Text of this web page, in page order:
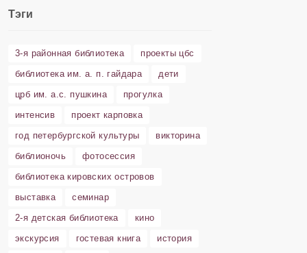
Тэги
3-я районная библиотека
проекты цбс
библиотека им. а. п. гайдара
дети
црб им. а.с. пушкина
прогулка
интенсив
проект карповка
год петербургской культуры
викторина
библионочь
фотосессия
библиотека кировских островов
выставка
семинар
2-я детская библиотека
кино
экскурсия
гостевая книга
история